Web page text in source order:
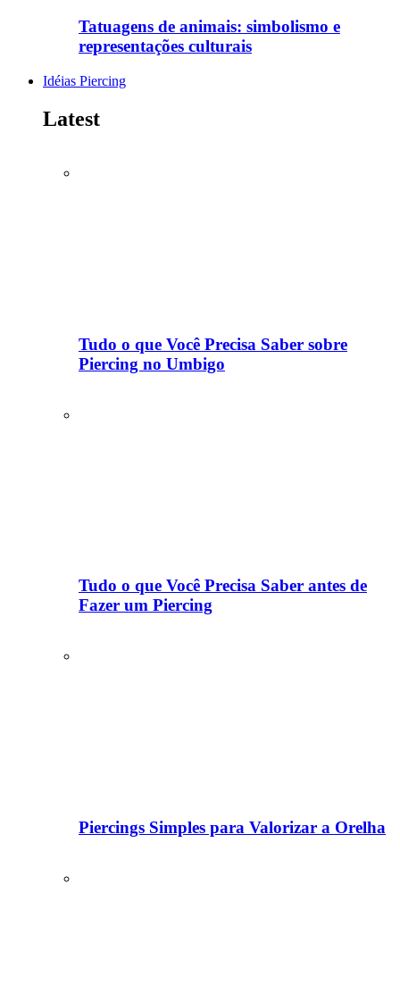
Tatuagens de animais: simbolismo e
representações culturais
Idéias Piercing
Latest
Tudo o que Você Precisa Saber sobre
Piercing no Umbigo
Tudo o que Você Precisa Saber antes de
Fazer um Piercing
Piercings Simples para Valorizar a Orelha